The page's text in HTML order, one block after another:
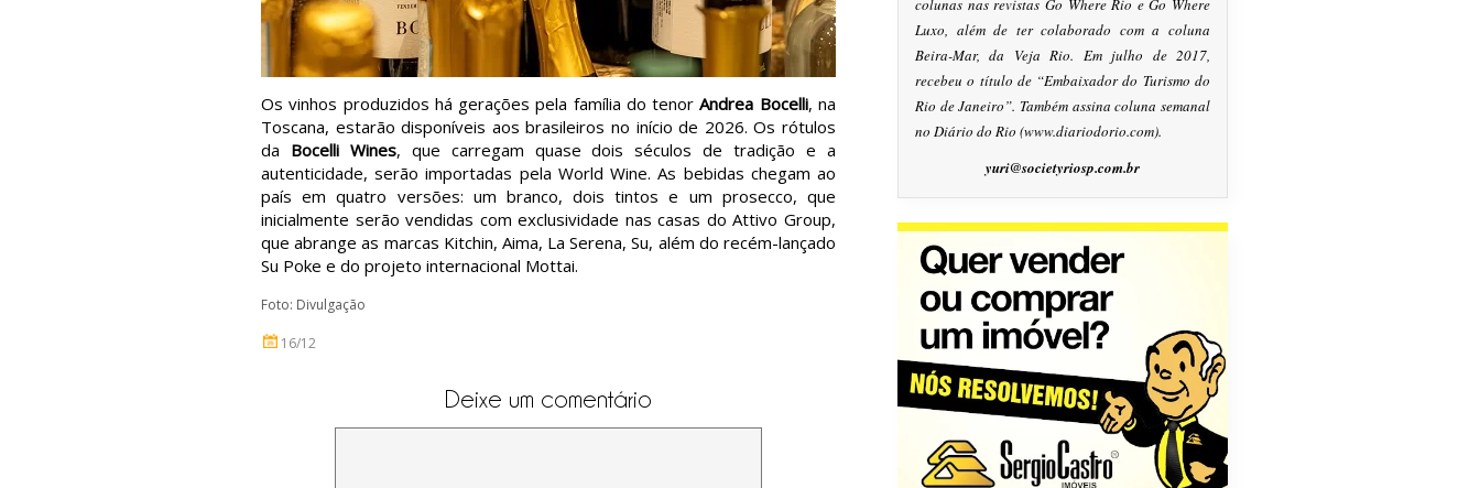
Os vinhos produzidos há gerações pela família do tenorAndrea Bocelli, na
Toscana, estarão disponíveis aos brasileiros no início de 2026. Os rótulos
da Bocelli Wines, que carregam quase dois séculos de tradição e a
autenticidade, serão importadas pela World Wine. As bebidas chegam ao
país em quatro versões: um branco, dois tintos e um prosecco, que
inicialmente serão vendidas com exclusividade nas casas do Attivo Group,
que abrange as marcas Kitchin, Aima, La Serena, Su, além do recém-lançado
Su Poke e do projeto internacional Mottai.
Foto: Divulgação
16/12
Deixe um comentário
colunas nas revistas Go Where Rio e Go Where
Luxo, além de ter colaborado com a coluna
Beira-Mar, da Veja Rio. Em julho de 2017,
recebeu o título de “Embaixador do Turismo do
Rio de Janeiro”. Também assina coluna semanal
no Diário do Rio (www.diariodorio.com).
yuri@societyriosp.com.br